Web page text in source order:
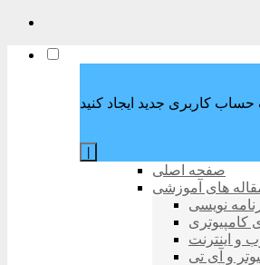
صفحه اصلی
های آموزشی
نویسی
کامپیوتری
و اینترنت
و آی تی